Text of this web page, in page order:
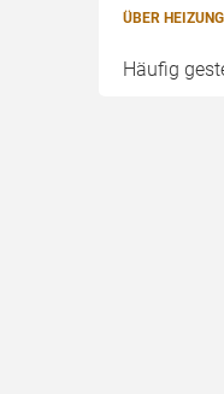
ÜBER
Häufig